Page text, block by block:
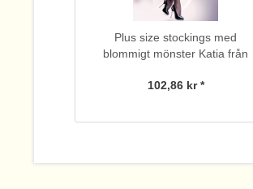
Plus size stockings med
blommigt mönster Katia från
102,86 kr *